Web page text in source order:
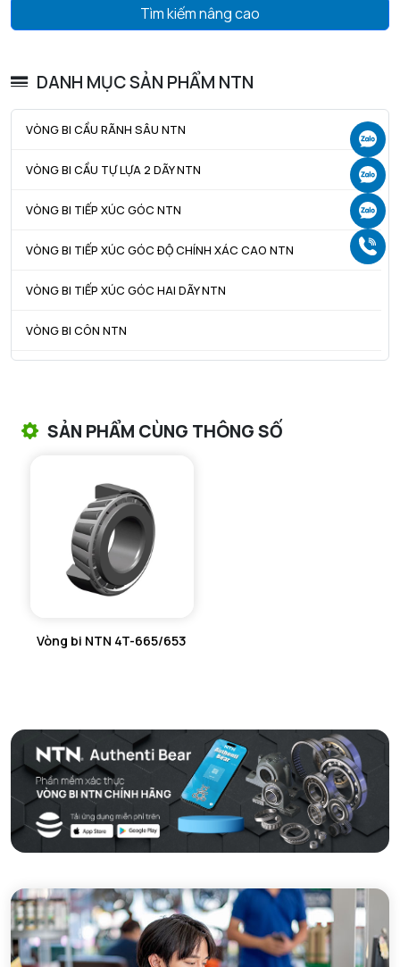
Tìm kiếm nâng cao
DANH MỤC SẢN PHẨM NTN
VÒNG BI CẦU RÃNH SÂU NTN
VÒNG BI CẦU TỰ LỰA 2 DÃY NTN
VÒNG BI TIẾP XÚC GÓC NTN
VÒNG BI TIẾP XÚC GÓC ĐỘ CHÍNH XÁC CAO NTN
VÒNG BI TIẾP XÚC GÓC HAI DÃY NTN
VÒNG BI CÔN NTN
VÒNG BI KIM NTN
VÒNG BI CHẶN TRỤC NTN
VÒNG BI LĂN TRỤ ĐẨY NTN
GỐI ĐỠ 2 NỬA NTN
MÁY GIA NHIỆT NTN
SẢN PHẨM CÙNG THÔNG SỐ
Vòng bi NTN 4T-665/653